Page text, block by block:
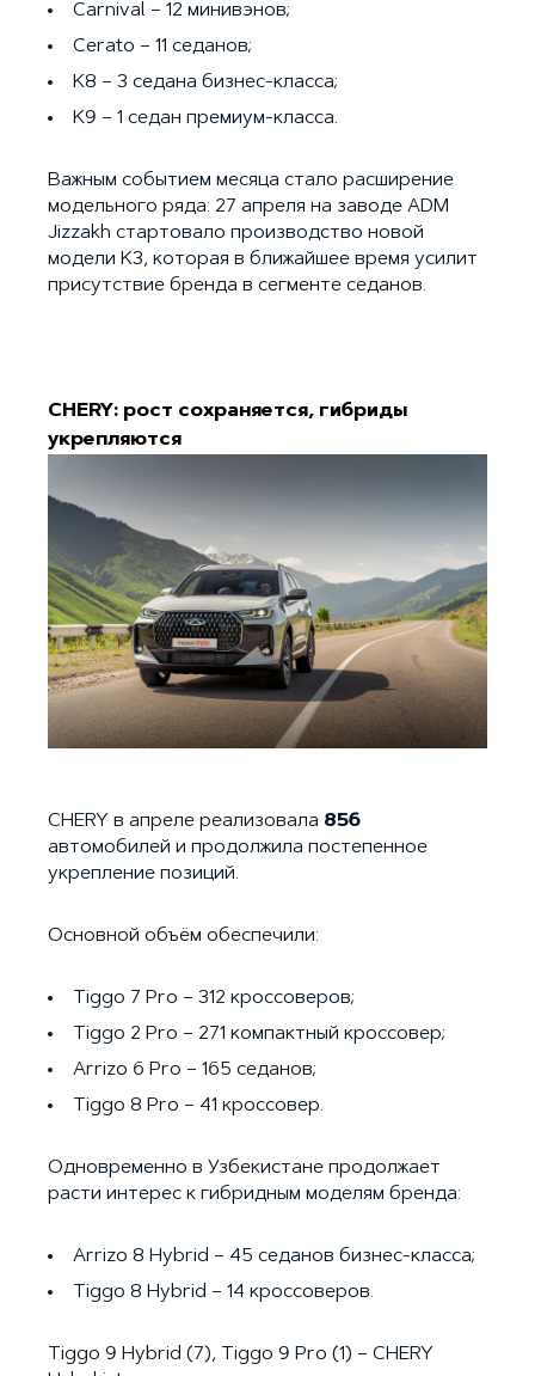
Carnival – 12 минивэнов;
Cerato – 11 седанов;
K8 – 3 седана бизнес-класса;
K9 – 1 седан премиум-класса.
Важным событием месяца стало расширение
модельного ряда: 27 апреля на заводе ADM
Jizzakh стартовало производство новой
модели K3, которая в ближайшее время усилит
присутствие бренда в сегменте седанов.
CHERY: рост сохраняется, гибриды
укрепляются
CHERY в апреле реализовала 856
автомобилей и продолжила постепенное
укрепление позиций.
Основной объём обеспечили:
Tiggo 7 Pro – 312 кроссоверов;
Tiggo 2 Pro – 271 компактный кроссовер;
Arrizo 6 Pro – 165 седанов;
Tiggo 8 Pro – 41 кроссовер.
Одновременно в Узбекистане продолжает
расти интерес к гибридным моделям бренда:
Arrizo 8 Hybrid – 45 седанов бизнес-класса;
Tiggo 8 Hybrid – 14 кроссоверов.
Tiggo 9 Hybrid (7), Tiggo 9 Pro (1) – CHERY